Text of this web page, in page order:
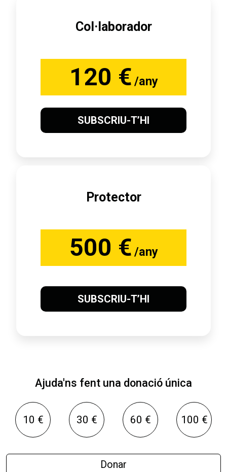
Col·laborador
120 € /any
SUBSCRIU-T’HI
Protector
500 € /any
SUBSCRIU-T’HI
Ajuda'ns fent una donació única
10 € 30 € 60 € 100 €
Donar